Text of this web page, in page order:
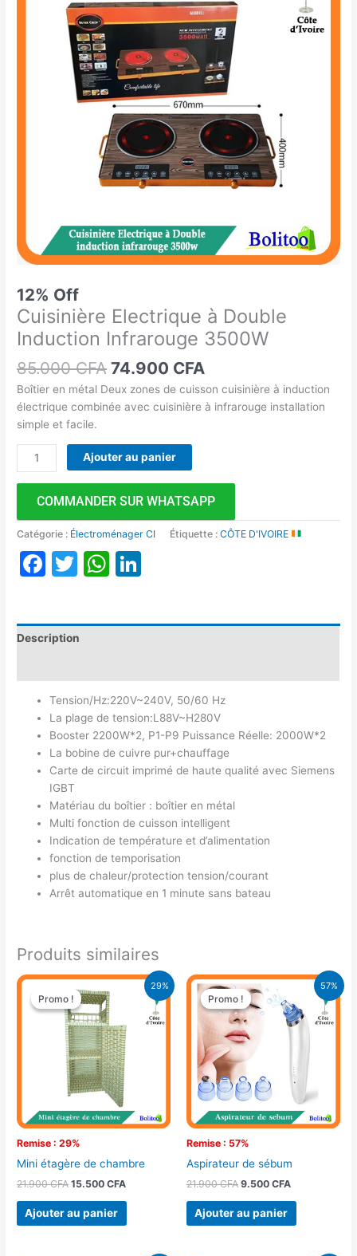
12% Off
Cuisinière Electrique à Double
Induction Infrarouge 3500W
85.000CFA
85.000 CFA.
74.900 CFA
74.900 CFA.
Boîtier en métal Deux zones de cuisson cuisinière à induction
électrique combinée avec cuisinière à infrarouge installation
simple et facile.
Ajouter au panier
COMMANDER SUR WHATSAPP
Catégorie : Électroménager CI Étiquette :CÔTE D'IVOIRE
Facebook
TwitterWhatsApp
Description
Tension/Hz:220V~240V, 50/60 Hz
La plage de tension:L88V~H280V
Booster 2200W*2, P1-P9 Puissance Réelle: 2000W*2
La bobine de cuivre pur+chauffage
Carte de circuit imprimé de haute qualité avec Siemens
IGBT
Matériau du boîtier : boîtier en métal
Multi fonction de cuisson intelligent
Indication de température et d’alimentation
fonction de temporisation
plus de chaleur/protection tension/courant
Arrêt automatique en 1 minute sans bateau
Produits similaires
29%
Promo !
Remise : 29%
Promo !
Mini étagère de chambre
21.900CFA
Le
prix
initial
était :
21.900 CFA.
15.500CFA
Le
actuel
15.500 CFA.
Ajouter au panier
57%
Promo !
Remise : 57%
Promo !
Aspirateur de sébum
21.900CFA
Le
prix
initial
était :
21.900 CFA.
9.500 CFA
Le
actuel
est :
9.500 CFA.
Ajouter au panier